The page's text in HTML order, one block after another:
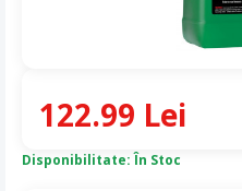
Disponibilitate: În Stoc
122.99 Lei